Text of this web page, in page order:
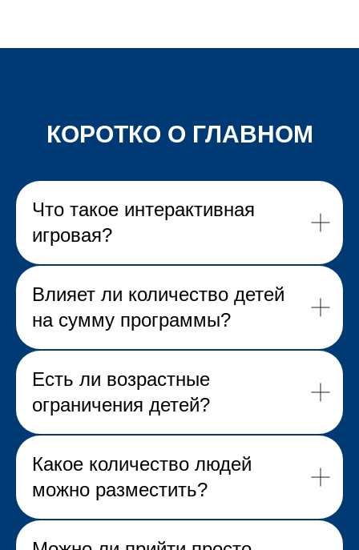
КОРОТКО О ГЛАВНОМ
Что такое интерактивная
игровая?
Влияет ли количество детей
на сумму программы?
Есть ли возрастные
ограничения детей?
Какое количество людей
можно разместить?